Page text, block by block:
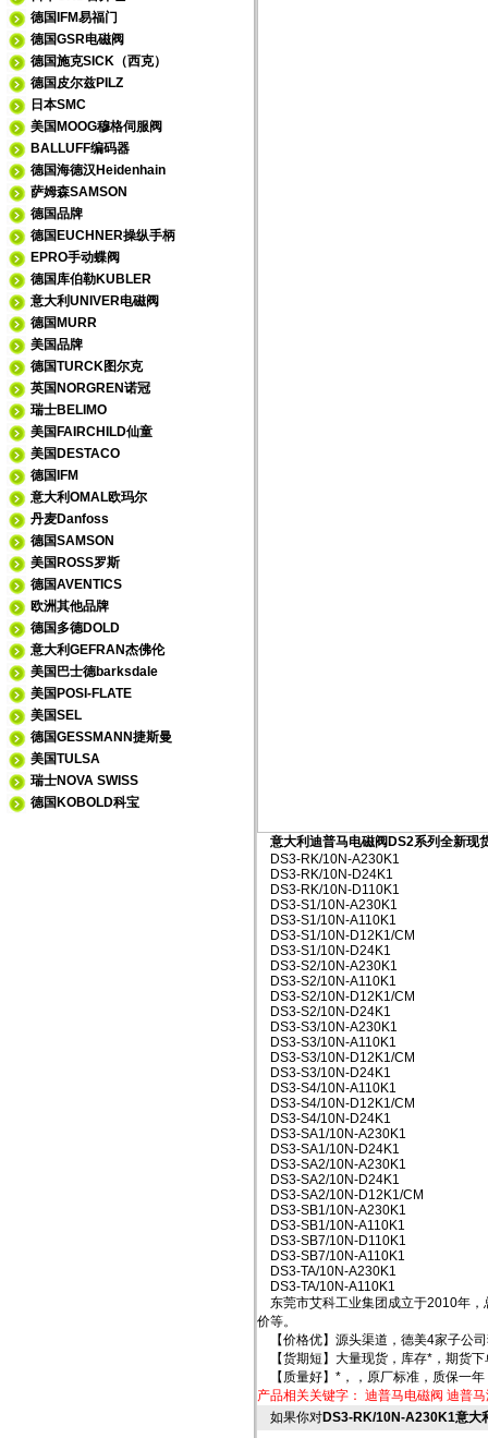
德国IFM易福门
德国GSR电磁阀
德国施克SICK（西克）
德国皮尔兹PILZ
日本SMC
美国MOOG穆格伺服阀
BALLUFF编码器
德国海德汉Heidenhain
萨姆森SAMSON
德国品牌
德国EUCHNER操纵手柄
EPRO手动蝶阀
德国库伯勒KUBLER
意大利UNIVER电磁阀
德国MURR
美国品牌
德国TURCK图尔克
英国NORGREN诺冠
瑞士BELIMO
美国FAIRCHILD仙童
美国DESTACO
德国IFM
意大利OMAL欧玛尔
丹麦Danfoss
德国SAMSON
美国ROSS罗斯
德国AVENTICS
欧洲其他品牌
德国多德DOLD
意大利GEFRAN杰佛伦
美国巴士德barksdale
美国POSI-FLATE
美国SEL
德国GESSMANN捷斯曼
美国TULSA
瑞士NOVA SWISS
德国KOBOLD科宝
意大利迪普马电磁阀DS2系列全新现
DS3-RK/10N-A230K1
DS3-RK/10N-D24K1
DS3-RK/10N-D110K1
DS3-S1/10N-A230K1
DS3-S1/10N-A110K1
DS3-S1/10N-D12K1/CM
DS3-S1/10N-D24K1
DS3-S2/10N-A230K1
DS3-S2/10N-A110K1
DS3-S2/10N-D12K1/CM
DS3-S2/10N-D24K1
DS3-S3/10N-A230K1
DS3-S3/10N-A110K1
DS3-S3/10N-D12K1/CM
DS3-S3/10N-D24K1
DS3-S4/10N-A110K1
DS3-S4/10N-D12K1/CM
DS3-S4/10N-D24K1
DS3-SA1/10N-A230K1
DS3-SA1/10N-D24K1
DS3-SA2/10N-A230K1
DS3-SA2/10N-D24K1
DS3-SA2/10N-D12K1/CM
DS3-SB1/10N-A230K1
DS3-SB1/10N-A110K1
DS3-SB7/10N-D110K1
DS3-SB7/10N-A110K1
DS3-TA/10N-A230K1
DS3-TA/10N-A110K1
东莞市艾科工业集团成立于2010年，
价等。
【价格优】源头渠道，德美4家子公
【货期短】大量现货，库存*，期货下
【质量好】*，，原厂标准，质保一年
产品相关关键字： 迪普马电磁阀 迪普
如果你对DS3-RK/10N-A230K1意大